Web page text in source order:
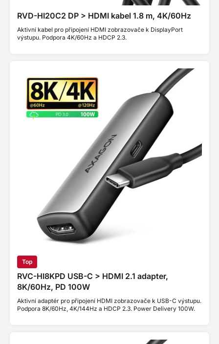
RVD-HI20C2 DP > HDMI kabel 1.8 m, 4K/60Hz
Aktivní kabel pro připojení HDMI zobrazovače k DisplayPort
výstupu. Podpora 4K/60Hz a HDCP 2.3.
Top
RVC-HI8KPD USB-C > HDMI 2.1 adapter,
8K/60Hz, PD 100W
Aktivní adaptér pro připojení HDMI zobrazovače k USB-C výstupu.
Podpora 8K/60Hz, 4K/144Hz a HDCP 2.3. Power Delivery 100W.